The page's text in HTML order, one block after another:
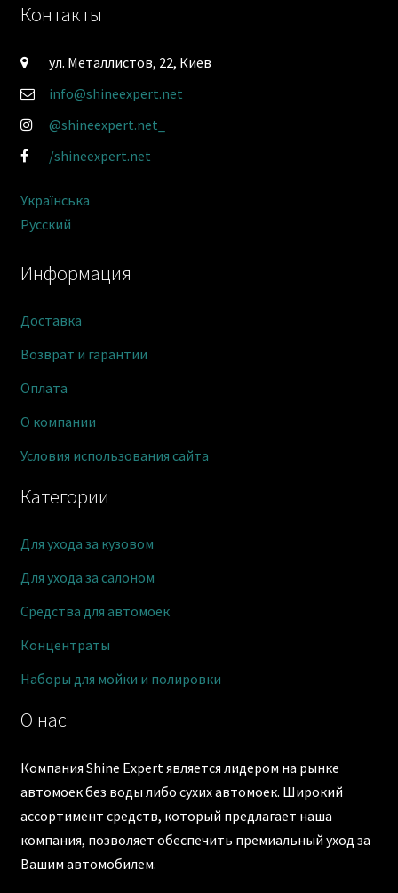
О нас
Компания Shine Expert является лидером на рынке
автомоек без воды либо сухих автомоек. Широкий
ассортимент средств, который предлагает наша
компания, позволяет обеспечить премиальный уход за
Вашим автомобилем.
Категории
Для ухода за кузовом
Для ухода за салоном
Средства для автомоек
Концентраты
Наборы для мойки и полировки
Информация
Доставка
Возврат и гарантии
Оплата
О компании
Условия использования сайта
Контакты
ул. Металлистов, 22, Киев
info@shineexpert.net
@shineexpert.net_
/shineexpert.net
Українська
Русский